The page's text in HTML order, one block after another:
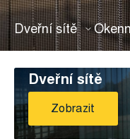
Dveřní sítě
Dveřní sítě
Zobrazit